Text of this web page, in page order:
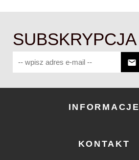
SUBSKRYPCJA
INFORMACJE
KONTAKT